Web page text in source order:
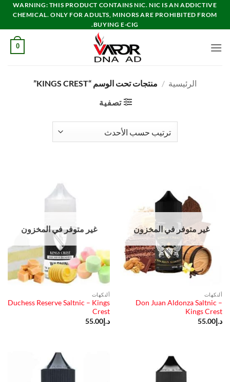
تخطي
للمحتوى
WARNING: THIS PRODUCT CONTAINS NIC. NIC IS AN ADDICTIVE
CHEMICAL. ONLY FOR ADULTS, MINORS ARE PROHIBITED FROM
BUYING E-CIG.
0
الرئيسية / منتجات تحت الوسم “KINGS CREST”
تصفية
غير متوفر في المخزون
ألنكهات
Don Juan Aldonza Saltnic –
Kings Crest
د.إ 55.00
غير متوفر في المخزون
ألنكهات
Duchess Reserve Saltnic – Kings
Crest
د.إ 55.00